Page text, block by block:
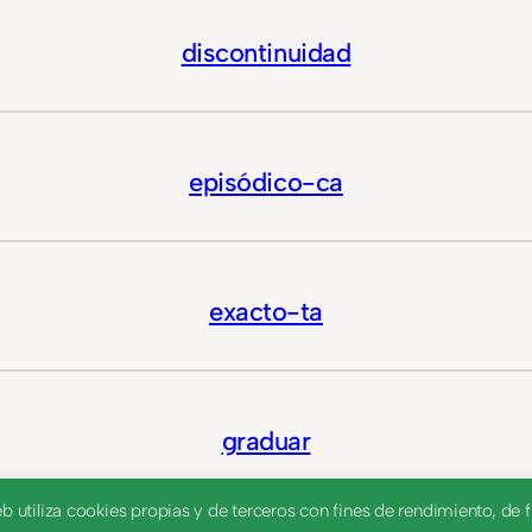
discontinuidad
episódico-ca
exacto-ta
graduar
utiliza cookies propias y de terceros con fines de rendimiento, de